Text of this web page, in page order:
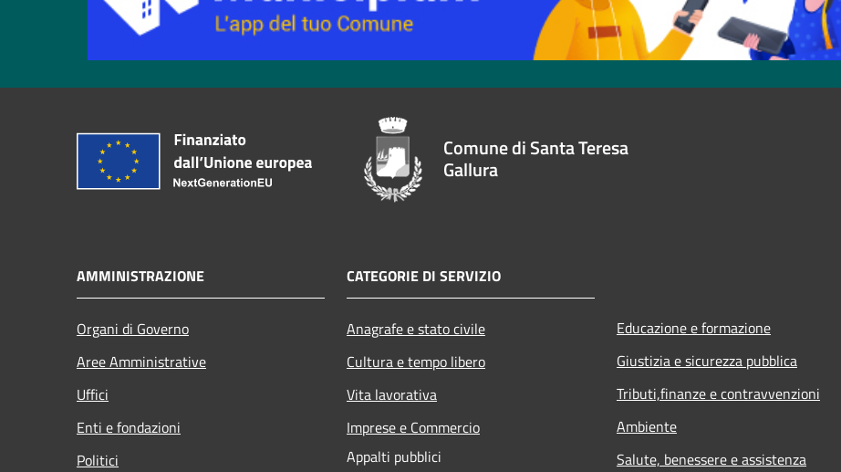
Comune di Santa Teresa
Gallura
AMMINISTRAZIONE
Organi di Governo
Aree Amministrative
Uffici
Enti e fondazioni
Politici
CATEGORIE DI SERVIZIO
Anagrafe e stato civile
Cultura e tempo libero
Vita lavorativa
Imprese e Commercio
Appalti pubblici
Educazione e formazione
Giustizia e sicurezza pubblica
Tributi,finanze e contravvenzioni
Ambiente
Salute, benessere e assistenza